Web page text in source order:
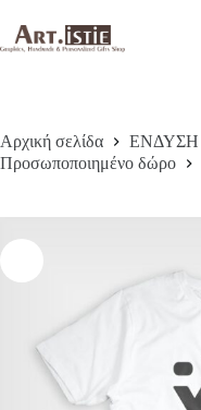
στο
περιεχόμενο
Αρχική σελίδα ΕΝΔΥΣΗ
Προσωποποιημένο δώρο